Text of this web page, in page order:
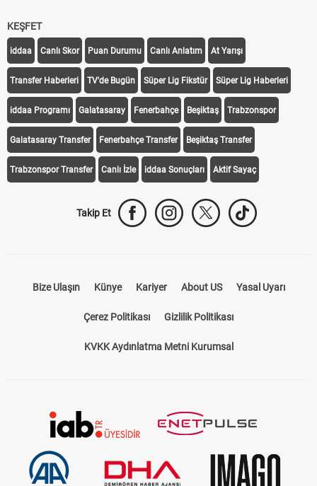
KEŞFET
iddaa Canlı Skor Puan Durumu Canlı Anlatım At Yarışı
Transfer Haberleri TV'de Bugün Süper Lig Fikstür Süper Lig Haberleri
iddaa Programı Galatasaray Fenerbahçe Beşiktaş Trabzonspor
Galatasaray Transfer Fenerbahçe Transfer Beşiktaş Transfer
Trabzonspor Transfer Canlı İzle iddaa Sonuçları Aktif Sayaç
Takip Et
Bize Ulaşın Künye Kariyer About US Yasal Uyarı
Çerez Politikası Gizlilik Politikası
KVKK Aydınlatma Metni Kurumsal